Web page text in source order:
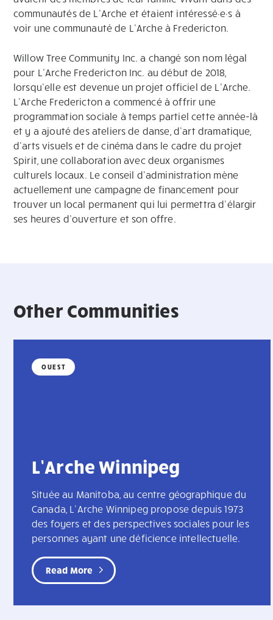
communautés de L’Arche et étaient intéressé·e·s à
voir une communauté de L’Arche à Fredericton.
Willow Tree Community Inc. a changé son nom légal
pour L’Arche Fredericton Inc. au début de 2018,
lorsqu’elle est devenue un projet officiel de L’Arche.
L’Arche Fredericton a commencé à offrir une
programmation sociale à temps partiel cette année-là
et y a ajouté des ateliers de danse, d’art dramatique,
d’arts visuels et de cinéma dans le cadre du projet
Spirit, une collaboration avec deux organismes
culturels locaux. Le conseil d’administration mène
actuellement une campagne de financement pour
trouver un local permanent qui lui permettra d’élargir
ses heures d’ouverture et son offre.
Other Communities
OUEST
L’Arche Winnipeg
Située au Manitoba, au centre géographique du
Canada, L’Arche Winnipeg propose depuis 1973
des foyers et des perspectives sociales pour les
personnes ayant une déficience intellectuelle.
Read More